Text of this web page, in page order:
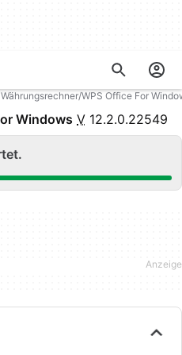
WPS Office For
Windows V 12.2.0.22549